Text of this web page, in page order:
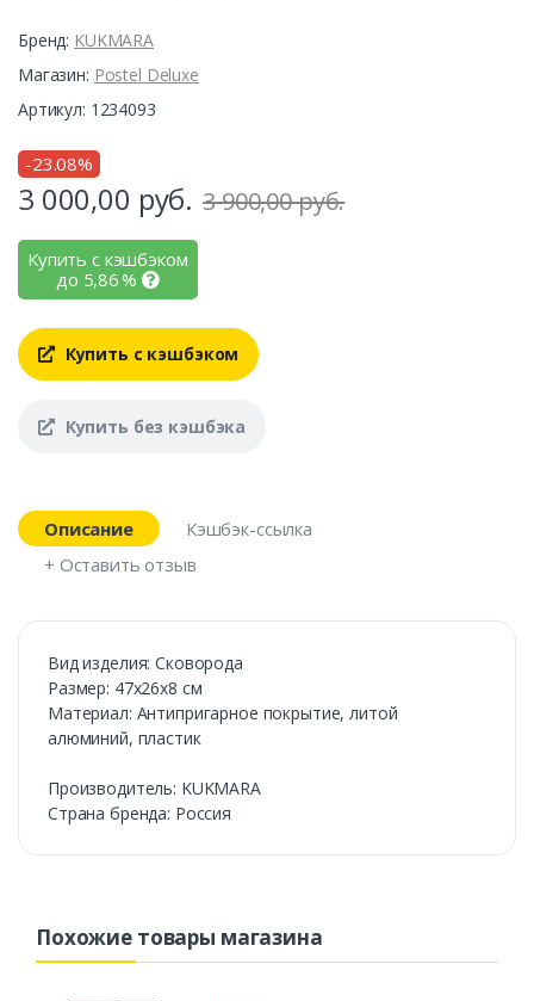
Бренд: KUKMARA
Магазин: Postel Deluxe
Артикул: 1234093
-23.08%
3 000,00 руб. 3 900,00 руб.
Купить с кэшбэком
до 5,86%
Купить с кэшбэком
Купить без кэшбэка
Описание
Кэшбэк-ссылка
+ Оставить отзыв
Вид изделия: Сковорода
Размер: 47х26х8 см
Материал: Антипригарное покрытие, литой
алюминий, пластик
Производитель: KUKMARA
Страна бренда: Россия
Похожие товары магазина